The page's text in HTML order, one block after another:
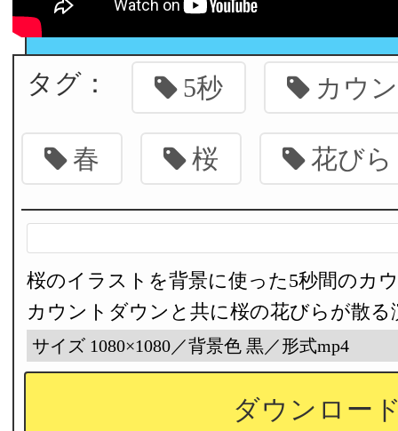
タグ： 5秒 カウ
春 桜 花びら
ダウンロー
桜のイラストを背景に使った5秒間のカ
カウントダウンと共に桜の花びらが散
サイズ 1080×1080／背景色 黒／形式mp4